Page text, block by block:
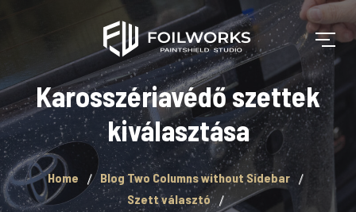
Karosszériavédő szettek
kiválasztása
Home
Blog Two Columns without Sidebar
Szett választó